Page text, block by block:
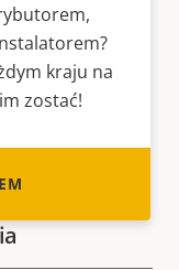
kraju na
zostać!